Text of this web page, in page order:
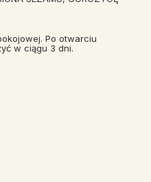
Po otwarciu
w ciągu 3 dni.